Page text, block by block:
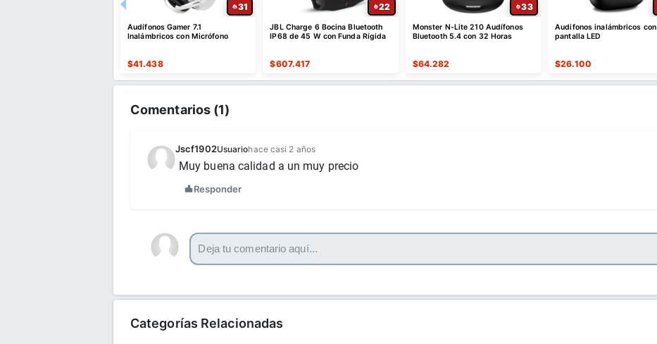
31
Audífonos Gamer 7.1
Inalámbricos con Micrófono
$41.438
22
JBL Charge 6 Bocina Bluetooth
IP68 de 45 W con Funda Rígida
$607.417
33
Monster N-Lite 210 Audífonos
Bluetooth 5.4 con 32 Horas
$64.282
Audifonos inalámbricos con
pantalla LED
$26.100
Comentarios (1)
Jscf1902Usuariohace casi 2 años
Muy buena calidad a un muy precio
Responder
Categorías Relacionadas